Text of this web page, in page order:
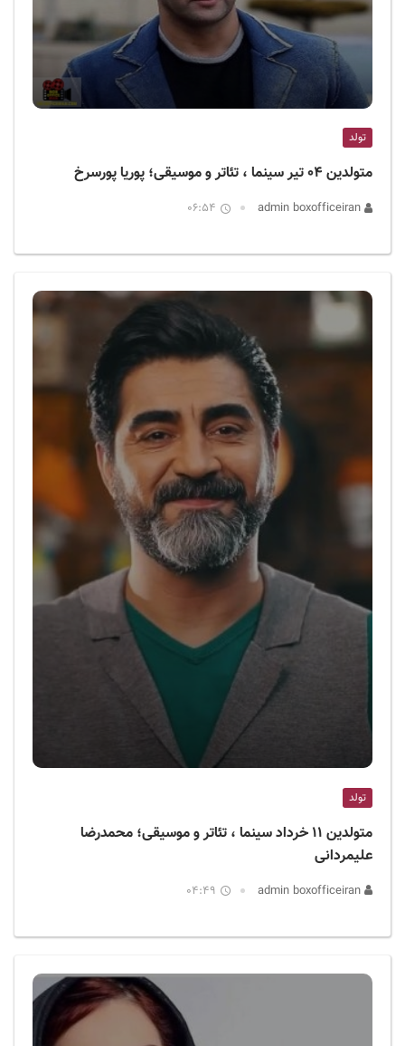
تولد
متولدین ۰۴ تیر سینما ، تئاتر و موسیقی؛ پوریا پورسرخ
06:54
تولد
متولدین ۱۱ خرداد سینما ، تئاتر و موسیقی؛ محمدرضا
علیمردانی
04:49